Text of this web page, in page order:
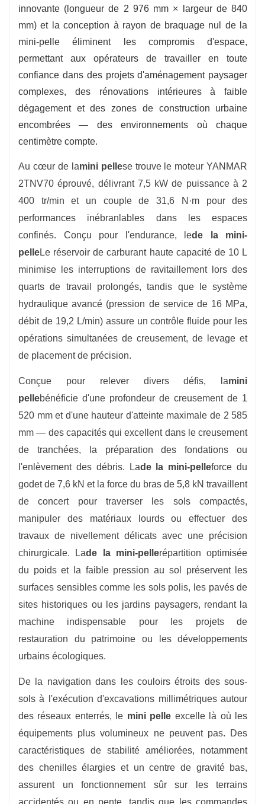
permettent un creusement et un levage en
douceur.
innovante (longueur de 2 976 mm × largeur de 840
mm) et la conception à rayon de braquage nul de la
mini-pelle éliminent les compromis d'espace,
permettant aux opérateurs de travailler en toute
confiance dans des projets d'aménagement paysager
complexes, des rénovations intérieures à faible
dégagement et des zones de construction urbaine
encombrées — des environnements où chaque
centimètre compte.
Au cœur de lamini pellese trouve le moteur YANMAR
2TNV70 éprouvé, délivrant 7,5 kW de puissance à 2
400 tr/min et un couple de 31,6 N·m pour des
performances inébranlables dans les espaces
confinés. Conçu pour l'endurance, lede la mini-
pelleLe réservoir de carburant haute capacité de 10 L
minimise les interruptions de ravitaillement lors des
quarts de travail prolongés, tandis que le système
hydraulique avancé (pression de service de 16 MPa,
débit de 19,2 L/min) assure un contrôle fluide pour les
opérations simultanées de creusement, de levage et
de placement de précision.
Conçue pour relever divers défis, lamini
pellebénéficie d'une profondeur de creusement de 1
520 mm et d'une hauteur d'atteinte maximale de 2 585
mm — des capacités qui excellent dans le creusement
de tranchées, la préparation des fondations ou
l'enlèvement des débris. Lade la mini-pelleforce du
godet de 7,6 kN et la force du bras de 5,8 kN travaillent
de concert pour traverser les sols compactés,
manipuler des matériaux lourds ou effectuer des
travaux de nivellement délicats avec une précision
chirurgicale. Lade la mini-pellerépartition optimisée
du poids et la faible pression au sol préservent les
surfaces sensibles comme les sols polis, les pavés de
sites historiques ou les jardins paysagers, rendant la
machine indispensable pour les projets de
restauration du patrimoine ou les développements
urbains écologiques.
De la navigation dans les couloirs étroits des sous-
sols à l'exécution d'excavations millimétriques autour
des réseaux enterrés, le mini pelle excelle là où les
équipements plus volumineux ne peuvent pas. Des
caractéristiques de stabilité améliorées, notamment
des chenilles élargies et un centre de gravité bas,
assurent un fonctionnement sûr sur les terrains
accidentés ou en pente, tandis que les commandes